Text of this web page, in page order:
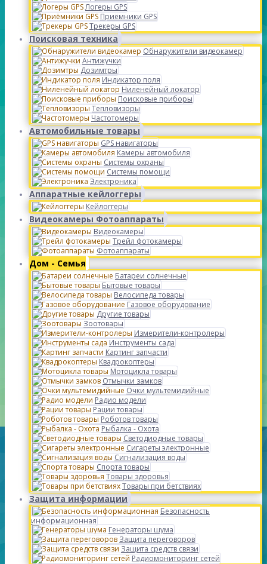
Логеры GPS
Приёмники GPS
Трекеры GPS
Поисковая техника
Обнаружители видеокамер
Антижучки
Дозимтры
Индикатор поля
Ниленейный локатор
Поисковые приборы
Тепловизоры
Частотомеры
Автомобильные товары
GPS навигаторы
Камеры автомобиля
Системы охраны
Системы помощи
Электроника
Аппаратные кейлоггеры
Кейлоггеры
Видеокамеры Фотоаппараты
Видеокамеры
Трейл фотокамеры
Фотоаппараты
Дом - Семья
Батареи солнечные
Бытовые товары
Велосипеда товары
Газовое оборудование
Другие товары
Зоотовары
Измерители-контролеры
Инструменты сада
Картинг запчасти
Квадрокоптеры
Мотоцикла товары
Отмычки замков
Очки мультемидийные
Радио модели
Рации товары
Роботов товары
Рыбалка - Охота
Светодиодные товары
Сигареты электронные
Сигнализация воды
Спорта товары
Товары здоровья
Товары при бетствиях
Защита информации
Безопасность
информационная
Генераторы шума
Защита переговоров
Защита средств связи
Радиомониторинг сетей